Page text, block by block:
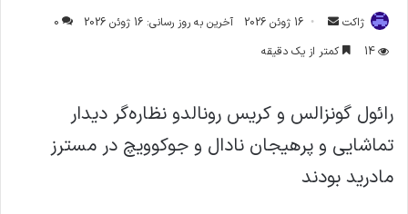
ژاکت
ارسال
ایمیل
16 ژوئن 2026 آخرین به روز رسانی: 16 ژوئن 2026
0
14
کمتر از یک دقیقه
رائول گونزالس و کریس رونالدو نظاره‌گر دیدار
تماشایی و پرهیجان نادال و جوکوویچ در مسترز
مادرید بودند